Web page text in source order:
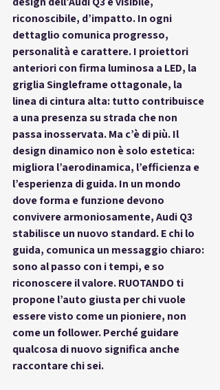
riconoscibile, d’impatto. In ogni
dettaglio comunica progresso,
personalità e carattere. I proiettori
anteriori con firma luminosa a LED, la
griglia Singleframe ottagonale, la
linea di cintura alta: tutto contribuisce
a una presenza su strada che non
passa inosservata. Ma c’è di più. Il
design dinamico non è solo estetica:
migliora l’aerodinamica, l’efficienza e
l’esperienza di guida. In un mondo
dove forma e funzione devono
convivere armoniosamente, Audi Q3
stabilisce un nuovo standard. E chi lo
guida, comunica un messaggio chiaro:
sono al passo con i tempi, e so
riconoscere il valore. RUOTANDO ti
propone l’auto giusta per chi vuole
essere visto come un pioniere, non
come un follower. Perché guidare
qualcosa di nuovo significa anche
raccontare chi sei.